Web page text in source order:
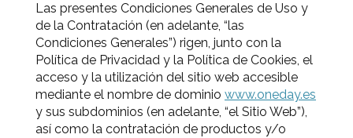
Las presentes Condiciones Generales de Uso y
de la Contratación (en adelante, “las
Condiciones Generales”) rigen, junto con la
Política de Privacidad y la Política de Cookies, el
acceso y la utilización del sitio web accesible
mediante el nombre de dominio www.oneday.es
y sus subdominios (en adelante, “el Sitio Web”),
así como la contratación de productos y/o